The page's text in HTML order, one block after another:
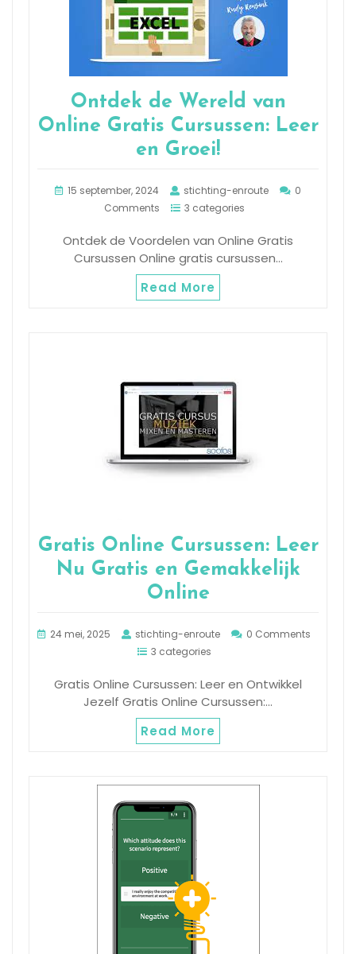
Ontdek de Wereld van
Online Gratis Cursussen: Leer
en Groei!
15 september, 2024 stichting-enroute
0
Comments
3 categories
Ontdek de Voordelen van Online Gratis
Cursussen Online gratis cursussen…
Read More
Gratis Online Cursussen: Leer
Nu Gratis en Gemakkelijk
Online
24 mei, 2025 stichting-enroute
0 Comments
3 categories
Gratis Online Cursussen: Leer en Ontwikkel
Jezelf Gratis Online Cursussen:…
Read More